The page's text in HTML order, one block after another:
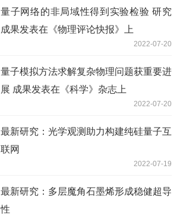
量子网络的非局域性得到实验检验 研究
成果发表在《物理评论快报》上
2022-07-20
量子模拟方法求解复杂物理问题获重要进
展 成果发表在《科学》杂志上
2022-07-20
最新研究：光学观测助力构建纯硅量子互
联网
2022-07-19
最新研究：多层魔角石墨烯形成稳健超导
性